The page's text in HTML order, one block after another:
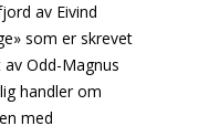
av Eivind
som er skrevet
Odd-Magnus
handler om
med